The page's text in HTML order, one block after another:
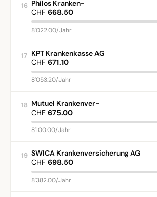
16 Philos Kranken-
CHF 668.50
8'022.00/Jahr
17 KPT Krankenkasse AG
CHF 671.10
8'053.20/Jahr
18 Mutuel Krankenver-
CHF 675.00
8'100.00/Jahr
19 SWICA Krankenversicherung AG
CHF 698.50
8'382.00/Jahr